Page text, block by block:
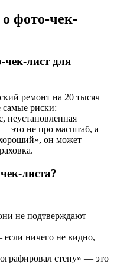
фото-чек-
чек-лист для
ремонт на 20 тысяч
риски:
неустановленная
это не про масштаб, а
он может
листа?
не подтверждают
ничего не видно,
стену» — это